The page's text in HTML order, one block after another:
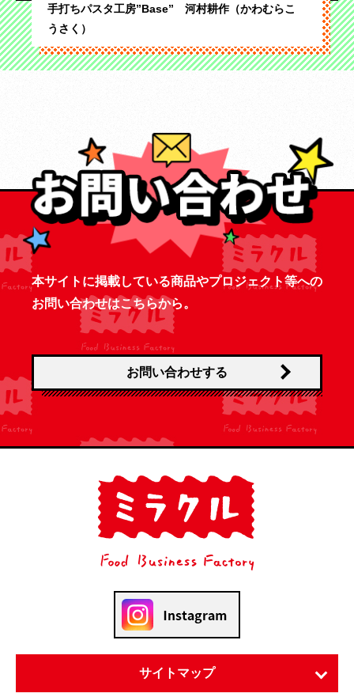
手打ちパスタ工房”Base” 河村耕作（かわむらこ
うさく）
本サイトに掲載している商品やプロジェクト等への
お問い合わせはこちらから。
お問い合わせする
サイトマップ